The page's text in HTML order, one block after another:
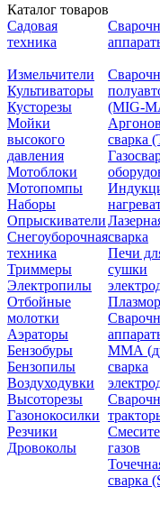
Каталог товаров
Садовая
техника
Измельчители
Культиваторы
Кусторезы
Мойки
высокого
давления
Мотоблоки
Мотопомпы
Наборы
Опрыскиватели
Снегоуборочная
техника
Триммеры
Электропилы
Отбойные
молотки
Аэраторы
Бензобуры
Бензопилы
Воздуходувки
Высоторезы
Газонокосилки
Резчики
Дровоколы
(MIG-
сварка
сварка
Печи
сушки
ММА
сварка
газов
сварка